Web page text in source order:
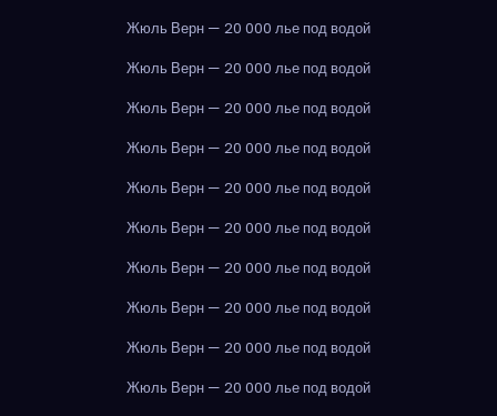
Жюль Верн — 20 000 лье под водой
Жюль Верн — 20 000 лье под водой
Жюль Верн — 20 000 лье под водой
Жюль Верн — 20 000 лье под водой
Жюль Верн — 20 000 лье под водой
Жюль Верн — 20 000 лье под водой
Жюль Верн — 20 000 лье под водой
Жюль Верн — 20 000 лье под водой
Жюль Верн — 20 000 лье под водой
Жюль Верн — 20 000 лье под водой